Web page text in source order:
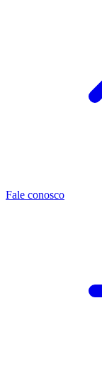
Fale conosco